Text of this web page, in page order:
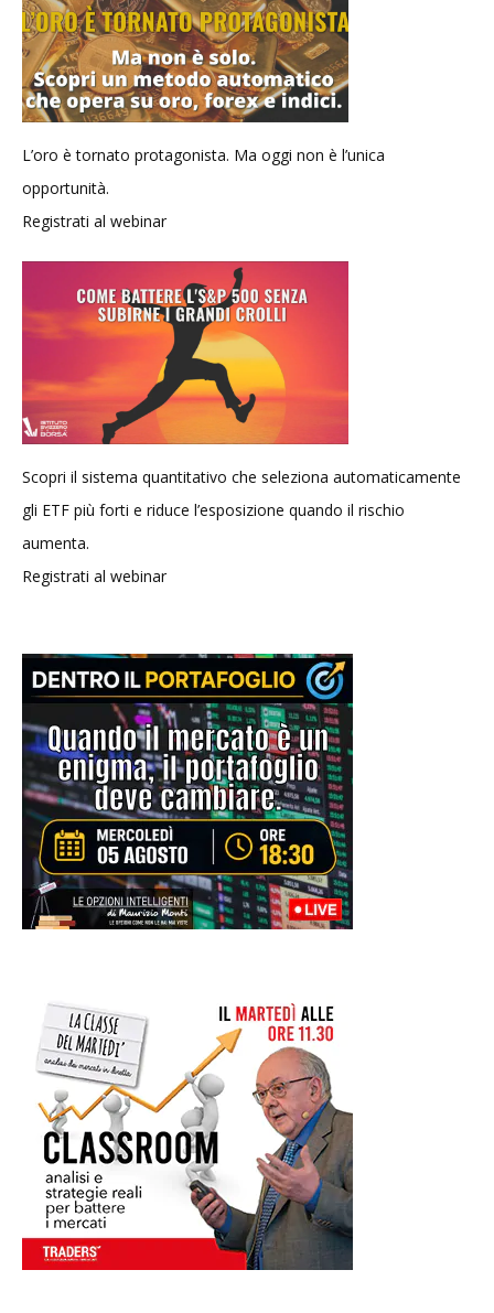
L’oro è tornato protagonista. Ma oggi non è l’unica
opportunità.
Registrati al webinar
Scopri il sistema quantitativo che seleziona automaticamente
gli ETF più forti e riduce l’esposizione quando il rischio
aumenta.
Registrati al webinar